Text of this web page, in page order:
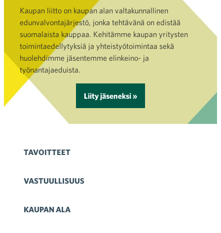
Kaupan liitto on kaupan alan valtakunnallinen
edunvalvontajärjestö, jonka tehtävänä on edistää
suomalaista kauppaa. Kehitämme kaupan yritysten
toimintaedellytyksiä ja yhteistyötoimintaa sekä
huolehdimme jäsentemme elinkeino- ja
työnantajaeduista.
Liity jäseneksi »
TAVOITTEET
VASTUULLISUUS
KAUPAN ALA